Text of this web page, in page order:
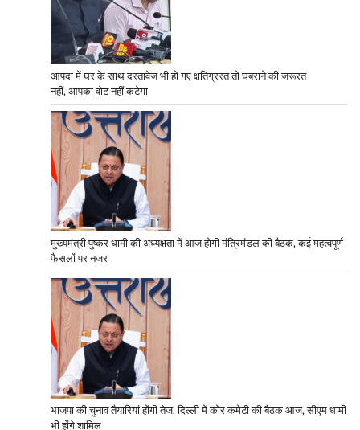
आपदा में घर के साथ दस्तावेज भी हो गए क्षतिग्रस्त तो घबराने की जरूरत
नहीं, आपका वोट नहीं कटेगा
मुख्यमंत्री पुष्कर धामी की अध्यक्षता में आज होगी मंत्रिमंडल की बैठक, कई महत्वपूर्ण
फैसलों पर नजर
भाजपा की चुनाव तैयारियां होंगी तेज, दिल्ली में कोर कमेटी की बैठक आज, सीएम धामी
भी होंगे शामिल